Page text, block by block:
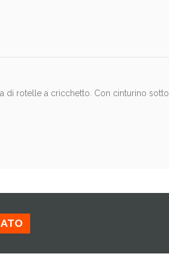
rotelle a cricchetto. Con cinturino